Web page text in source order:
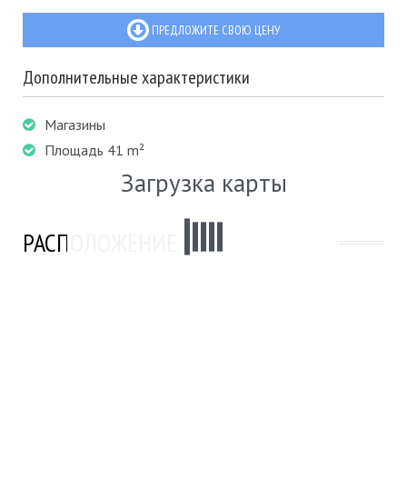
ПРЕДЛОЖИТЕ СВОЮ ЦЕНУ
Дополнительные характеристики
Магазины
Площадь 41 m²
РАСПОЛОЖЕНИЕ
Загрузка карты